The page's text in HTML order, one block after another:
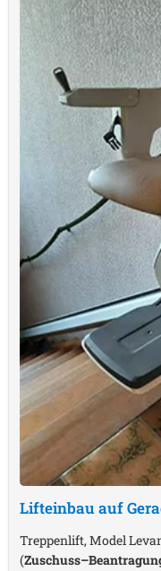
Lifteinbau auf
Treppenlift, Model
(